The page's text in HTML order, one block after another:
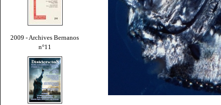
2009 - Archives Bernanos
n°11